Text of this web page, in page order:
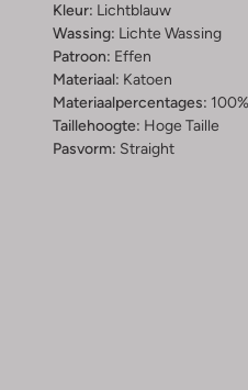
Kleur: Lichtblauw
Wassing: Lichte Wassing
Patroon: Effen
Materiaal: Katoen
Materiaalpercentages:
Taillehoogte: Hoge Taille
Pasvorm: Straight